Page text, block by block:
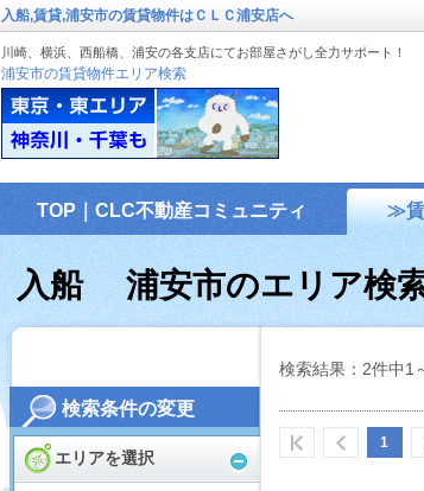
検索条件の変更
エリアを選択
入船,賃貸,浦安市の賃貸物件はＣＬＣ浦安店へ
川崎、横浜、西船橋、浦安の各支店にてお部屋さがし全力サポート！
浦安市の賃貸物件エリア検索
TOP｜CLC不動産コミュニティ ≫賃
入船 浦安市のエリア検
検索結果：2件中1
1